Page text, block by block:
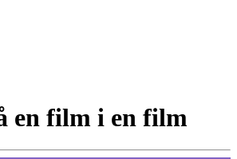
en film i en film